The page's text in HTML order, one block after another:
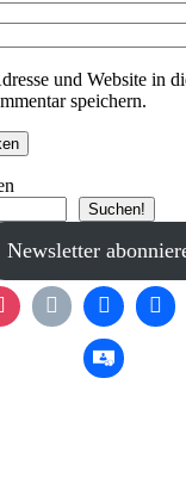
und Website in
speichern.
Suchen!
Newsletter